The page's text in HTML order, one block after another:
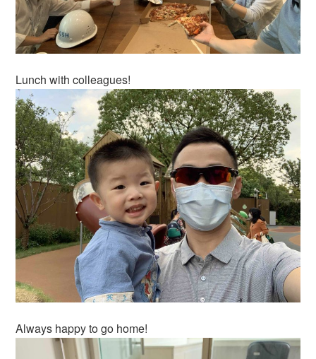
Lunch with colleagues!
Always happy to go home!